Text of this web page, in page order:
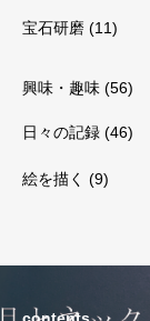
宝石研磨 (11)
興味・趣味 (56)
日々の記録 (46)
絵を描く (9)